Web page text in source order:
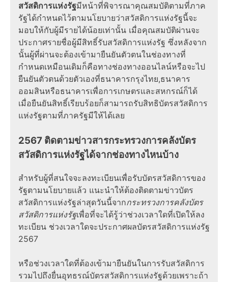
สวัสดิการแห่งรัฐมีหน้าที่พิจารณาคุณสมบัติตามที่ภาค
รัฐได้กำหนดไว้ตามนโยบายว่าสวัสดิการแห่งรัฐนี้จะ
มอบให้กับผู้มีรายได้น้อยเท่านั้น เมื่อคุณสมบัติผ่านจะ
ประกาศรายชื่อผู้มีสิทธิ์รับสวัสดิการแห่งรัฐ ซึ่งหลังจาก
นั้นผู้ที่ผ่านจะต้องเข้ามายืนยันตัวตนในช่องทางที่
กำหนดเหมือนเดิมก็คือทางช่องทางออนไลน์หรือจะไป
ยืนยันตัวตนด้วยตัวเองที่ธนาคารกรุงไทย,ธนาคาร
ออมสินหรือธนาคารเพื่อการเกษตรและสหกรณ์ก็ได้
เมื่อยืนยันสิทธิ์เรียบร้อยก็สามารถรับสิทธิบัตรสวัสดิการ
แห่งรัฐตามที่ภาครัฐมีให้ได้เลย
2567 ติดตามข่าวสารกระทรวงการคลังบัตร
สวัสดิการแห่งรัฐได้จากช่องทางไหนบ้าง
สำหรับผู้ที่สนใจจะลงทะเบียนเพื่อรับบัตรสวัสดิการของ
รัฐตามนโยบายแล้ว แนะนำให้ต้องติดตามข่าวบัตร
สวัสดิการแห่งรัฐล่าสุดวันนี้จากกระทรวงการคลังบัตร
สวัสดิการแห่งรัฐเพื่อที่จะได้รู้ว่าช่วงเวลาใดที่เปิดให้ลง
ทะเบียน ช่วงเวลาใดจะประกาศผลบัตรสวัสดิการแห่งรัฐ
2567
หรือช่วงเวลาใดที่ต้องเข้ามายืนยันในการรับสวัสดิการ
รวมไปถึงยื่นอุทธรณ์บัตรสวัสดิการแห่งรัฐด้วยเพราะถ้า